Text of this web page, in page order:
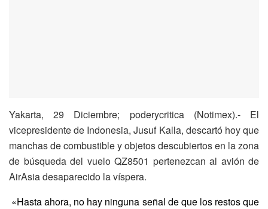
Yakarta, 29 Diciembre; poderycritica (Notimex).- El
vicepresidente de Indonesia, Jusuf Kalla, descartó hoy que
manchas de combustible y objetos descubiertos en la zona
de búsqueda del vuelo QZ8501 pertenezcan al avión de
AirAsia desaparecido la víspera.
«Hasta ahora, no hay ninguna señal de que los restos que